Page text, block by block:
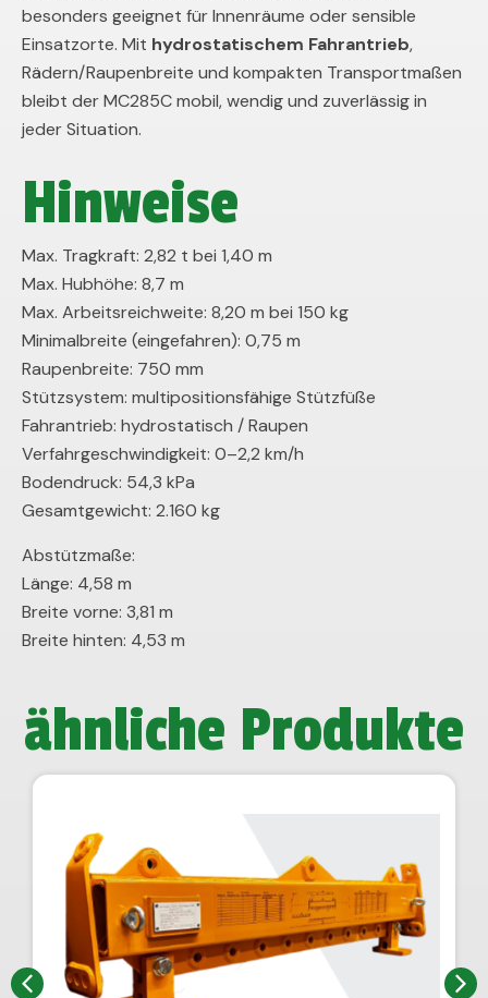
besonders geeignet für Innenräume oder sensible
Einsatzorte. Mit hydrostatischem Fahrantrieb,
Rädern/Raupenbreite und kompakten Transportmaßen
bleibt der MC285C mobil, wendig und zuverlässig in
jeder Situation.
Hinweise
Max. Tragkraft: 2,82 t bei 1,40 m
Max. Hubhöhe: 8,7 m
Max. Arbeitsreichweite: 8,20 m bei 150 kg
Minimalbreite (eingefahren): 0,75 m
Raupenbreite: 750 mm
Stützsystem: multipositionsfähige Stützfüße
Fahrantrieb: hydrostatisch / Raupen
Verfahrgeschwindigkeit: 0–2,2 km/h
Bodendruck: 54,3 kPa
Gesamtgewicht: 2.160 kg
Abstützmaße:
Länge: 4,58 m
Breite vorne: 3,81 m
Breite hinten: 4,53 m
ähnliche Produkte